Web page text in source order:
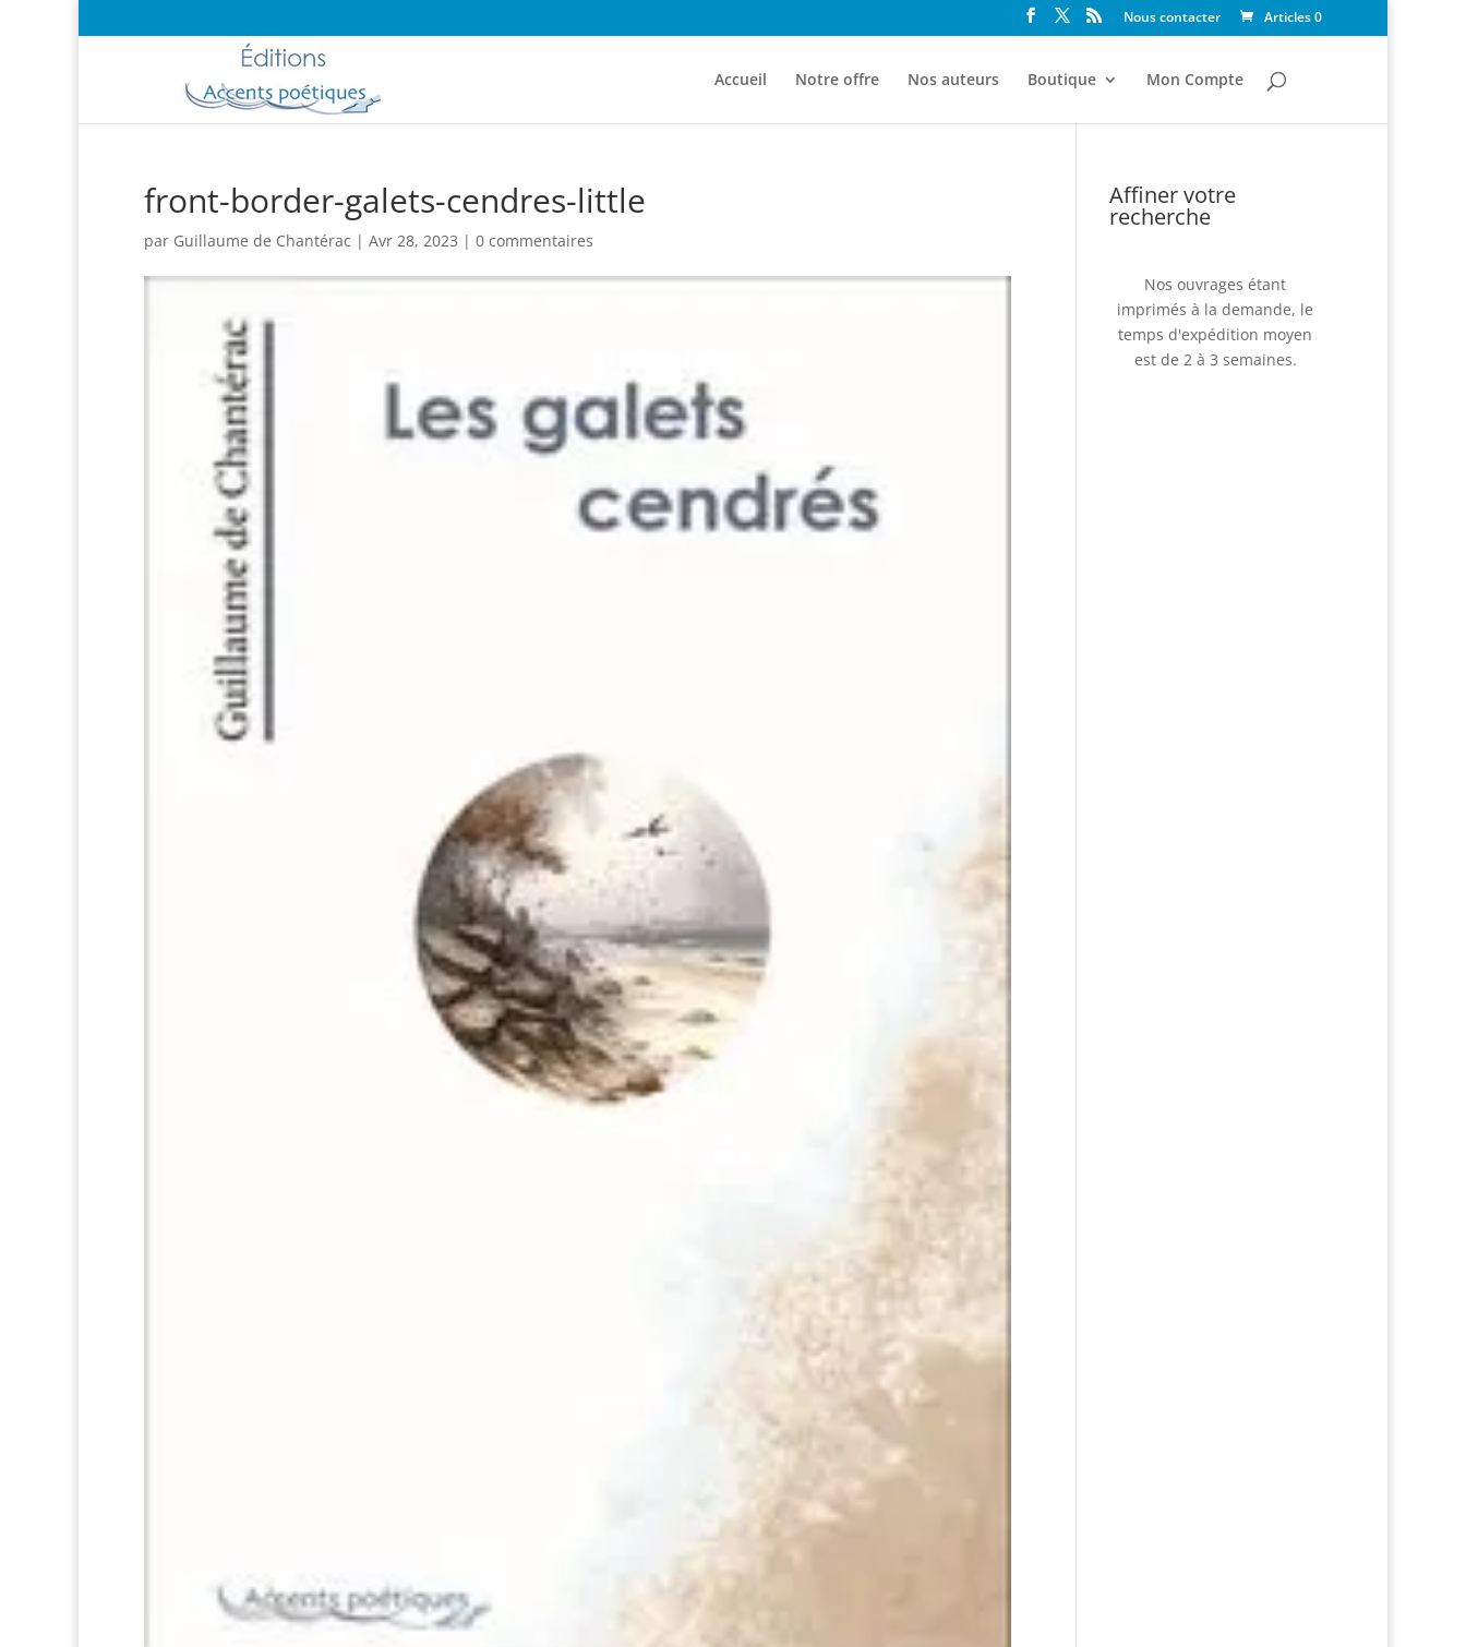
Nous contacter Articles 0
Accueil Notre offre Nos auteurs Boutique Mon Compte
front-border-galets-cendres-little
par Guillaume de Chantérac | Avr 28, 2023 | 0 commentaires
Affiner votre
recherche
Nos ouvrages étant
imprimés à la demande, le
temps d'expédition moyen
est de 2 à 3 semaines.